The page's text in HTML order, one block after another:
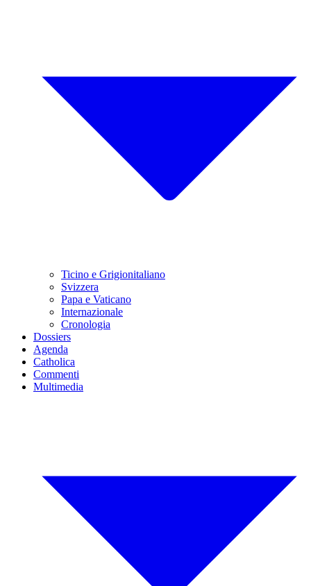
Ticino e Grigionitaliano
Svizzera
Papa e Vaticano
Internazionale
Cronologia
Dossiers
Agenda
Catholica
Commenti
Multimedia